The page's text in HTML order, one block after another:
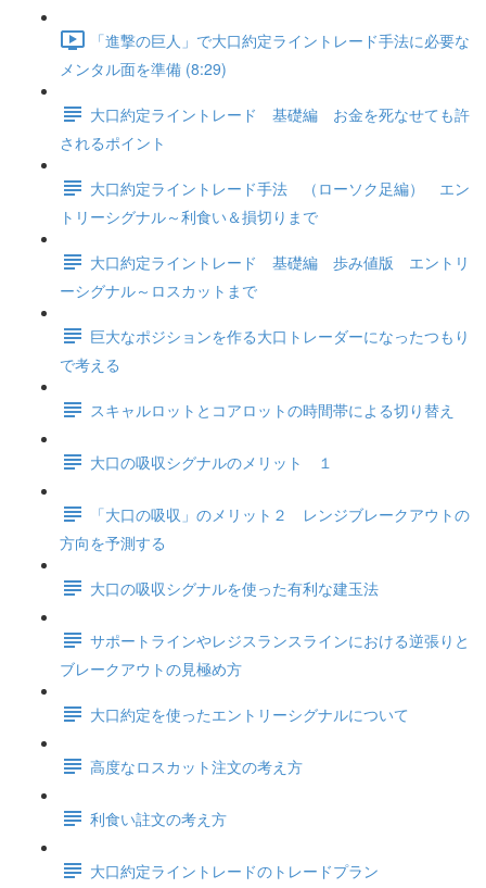
「進撃の巨人」で大口約定ライントレード手法に必要な
メンタル面を準備 (8:29)
大口約定ライントレード 基礎編 お金を死なせても許
されるポイント
大口約定ライントレード手法 （ローソク足編） エン
トリーシグナル～利食い＆損切りまで
大口約定ライントレード 基礎編 歩み値版 エントリ
ーシグナル～ロスカットまで
巨大なポジションを作る大口トレーダーになったつもり
で考える
スキャルロットとコアロットの時間帯による切り替え
大口の吸収シグナルのメリット １
「大口の吸収」のメリット２ レンジブレークアウトの
方向を予測する
大口の吸収シグナルを使った有利な建玉法
サポートラインやレジスランスラインにおける逆張りと
ブレークアウトの見極め方
大口約定を使ったエントリーシグナルについて
高度なロスカット注文の考え方
利食い註文の考え方
大口約定ライントレードのトレードプラン